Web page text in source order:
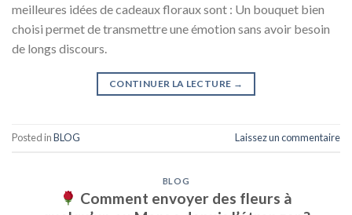
meilleures idées de cadeaux floraux sont : Un bouquet bien
choisi permet de transmettre une émotion sans avoir besoin
de longs discours.
CONTINUER LA LECTURE →
Posted inBLOG Laissez un commentaire
BLOG
Comment envoyer des fleurs à